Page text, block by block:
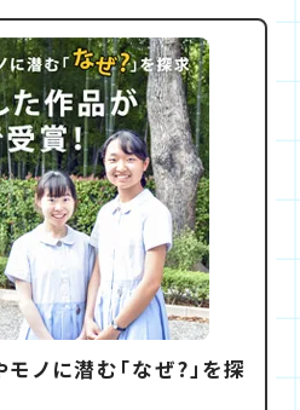
れることになったのが
イルスの流行により長期休
した。学校に行けず、友達
まであたりまえにあった日
ったことに、戸惑いを隠せな
女たちの心を支えたのが、4
た、朝の祈りと塔の鐘の
とで、小林聖心が守り続け
う？鐘の音を生徒たちに届
支えられた生徒たちに話を
ノに潜む「なぜ?」を探